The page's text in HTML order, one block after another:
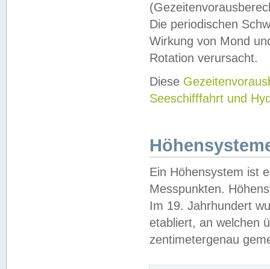
Die periodischen
Wirkung von Mond
Rotation verursacht.
Diese
Seeschifffahrt und
Ein Höhensystem ist
Messpunkten.
Im 19. Jahrhundert
etabliert, an welchen
zentimetergenau